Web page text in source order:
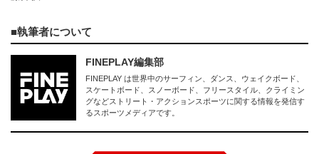
執筆者について
FINEPLAY編集部
FINEPLAY は世界中のサーフィン、ダンス、ウェイクボード、
スケートボード、スノーボード、フリースタイル、クライミン
グなどストリート・アクションスポーツに関する情報を発信す
るスポーツメディアです。